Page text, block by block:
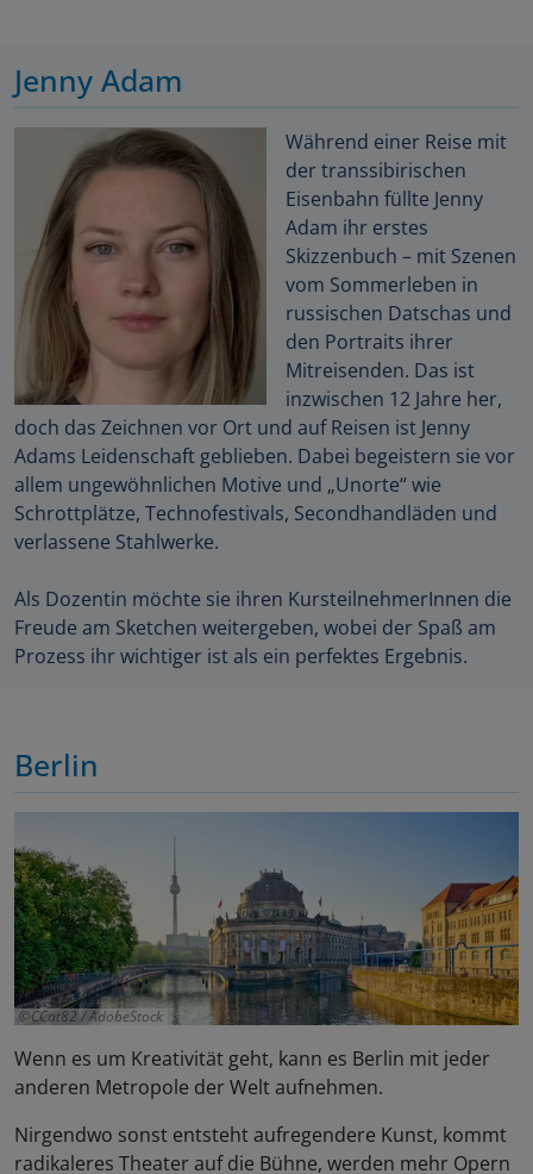
Jenny Adam
Während einer Reise mit
der transsibirischen
Eisenbahn füllte Jenny
Adam ihr erstes
Skizzenbuch – mit Szenen
vom Sommerleben in
russischen Datschas und
den Portraits ihrer
Mitreisenden. Das ist
inzwischen 12 Jahre her,
doch das Zeichnen vor Ort und auf Reisen ist Jenny
Adams Leidenschaft geblieben. Dabei begeistern sie vor
allem ungewöhnlichen Motive und „Unorte“ wie
Schrottplätze, Technofestivals, Secondhandläden und
verlassene Stahlwerke.
Als Dozentin möchte sie ihren KursteilnehmerInnen die
Freude am Sketchen weitergeben, wobei der Spaß am
Prozess ihr wichtiger ist als ein perfektes Ergebnis.
Berlin
CCat82 / AdobeStock
Wenn es um Kreativität geht, kann es Berlin mit jeder
anderen Metropole der Welt aufnehmen.
Nirgendwo sonst entsteht aufregendere Kunst, kommt
radikaleres Theater auf die Bühne, werden mehr Opern